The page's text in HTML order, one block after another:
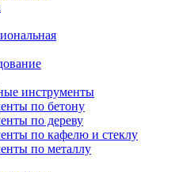
инструменты
по бетону
по дереву
по кафелю и стеклу
по металлу